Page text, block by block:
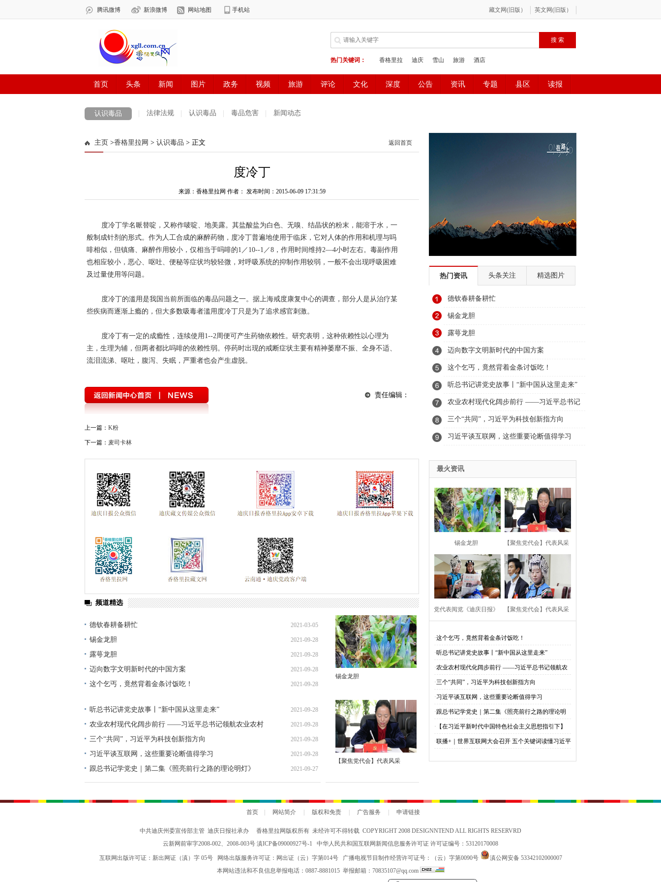
认识毒品 法律法规 认识毒品 毒品危害 新闻动态
主页 >香格里拉网 > 认识毒品 > 正文 返回首页
度冷丁
来源：香格里拉网 作者： 发布时间：2015-06-09 17:31:59
度冷丁学名哌替啶，又称作唛啶、地美露。其盐酸盐为白色、无嗅、结晶状的粉末，能溶于水，一
般制成针剂的形式。作为人工合成的麻醉药物，度冷丁普遍地使用于临床，它对人体的作用和机理与吗
啡相似，但镇痛、麻醉作用较小，仅相当于吗啡的1／10--1／8，作用时间维持2—4小时左右。毒副作用
也相应较小，恶心、呕吐、便秘等症状均较轻微，对呼吸系统的抑制作用较弱，一般不会出现呼吸困难
及过量使用等问题。
度冷丁的滥用是我国当前所面临的毒品问题之一。据上海戒度康复中心的调查，部分人是从治疗某
些疾病而逐渐上瘾的，但大多数吸毒者滥用度冷丁只是为了追求感官刺激。
度冷丁有一定的成瘾性，连续使用1--2周便可产生药物依赖性。研究表明，这种依赖性以心理为
主，生理为辅，但两者都比吗啡的依赖性弱。停药时出现的戒断症状主要有精神萎靡不振、全身不适、
流泪流涕、呕吐，腹泻、失眠，严重者也会产生虚脱。
责任编辑：
上一篇： K粉
下一篇： 麦司卡林
频道精选
德钦春耕备耕忙 2021-03-05
锡金龙胆 2021-09-28
露萼龙胆 2021-09-28
迈向数字文明新时代的中国方案 2021-09-28
这个乞丐，竟然背着金条讨饭吃！ 2021-09-28
听总书记讲党史故事丨“新中国从这里走来” 2021-09-28
农业农村现代化阔步前行 ——习近平总书记领航农业农村
高质量发展（之三）
2021-09-28
三个“共同”，习近平为科技创新指方向 2021-09-28
习近平谈互联网，这些重要论断值得学习 2021-09-28
跟总书记学党史｜第二集《照亮前行之路的理论明灯》 2021-09-27
锡金龙胆
【聚焦党代会】代表风采
热门资讯 头条关注 精选图片
德钦春耕备耕忙
锡金龙胆
露萼龙胆
迈向数字文明新时代的中国方案
这个乞丐，竟然背着金条讨饭吃！
听总书记讲党史故事丨“新中国从这里走来”
农业农村现代化阔步前行 ——习近平总书记
领航农业农村高质量发展（之三）
三个“共同”，习近平为科技创新指方向
习近平谈互联网，这些重要论断值得学习
最火资讯
锡金龙胆 【聚焦党代会】代表风采
党代表阅览《迪庆日报》 【聚焦党代会】代表风采
·这个乞丐，竟然背着金条讨饭吃！
·听总书记讲党史故事丨“新中国从这里走来”
·农业农村现代化阔步前行 ——习近平总书记领航农
业农村高质量发展（之三）
·三个“共同”，习近平为科技创新指方向
·习近平谈互联网，这些重要论断值得学习
·跟总书记学党史｜第二集《照亮前行之路的理论明
灯》
· 【在习近平新时代中国特色社会主义思想指引下】
聚天下英才 共筑中华民族伟大复兴中国梦
·联播+｜世界互联网大会召开 五个关键词读懂习近平